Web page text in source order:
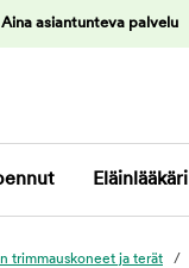
Aina asiantunteva palvelu
Eläinlääkäri
trimmauskoneet ja terät